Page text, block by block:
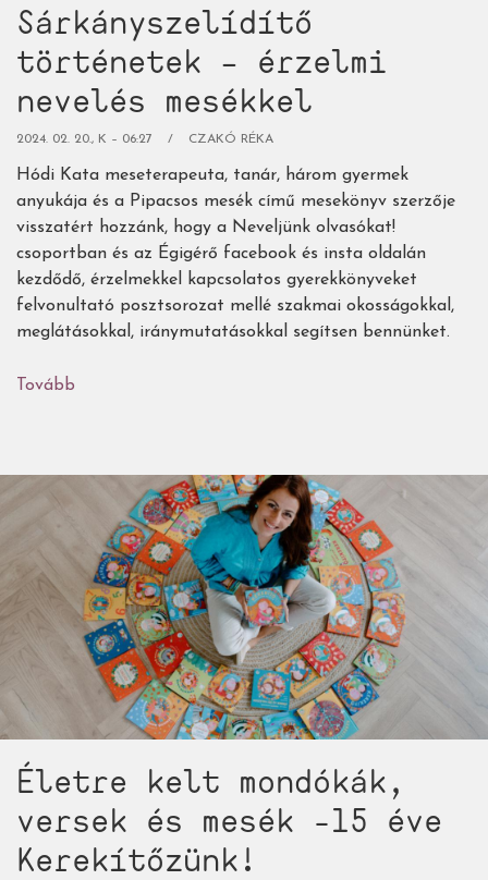
Sárkányszelídítő
történetek – érzelmi
nevelés mesékkel
2024. 02. 20., K – 06:27 CZAKÓ RÉKA
Hódi Kata meseterapeuta, tanár, három gyermek
anyukája és a Pipacsos mesék című mesekönyv szerzője
visszatért hozzánk, hogy a Neveljünk olvasókat!
csoportban és az Égigérő facebook és insta oldalán
kezdődő, érzelmekkel kapcsolatos gyerekkönyveket
felvonultató posztsorozat mellé szakmai okosságokkal,
meglátásokkal, iránymutatásokkal segítsen bennünket.
Tovább
mesékkel)
Életre kelt mondókák,
versek és mesék -15 éve
Kerekítőzünk!